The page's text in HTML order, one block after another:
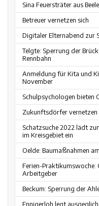
Sina Feuersträter aus
Betreuer vernetzen sich
Digitaler Elternabend zur
Telgte: Sperrung der
Rennbahn
Anmeldung für Kita und
November
Schulpsychologen bieten
Zukunftsdörfer vernetzen
Schatzsuche 2022 lädt
im Kreisgebiet ein
Oelde: Baumaßnahmen
Ferien-Praktikumswoche:
Arbeitgeber
Beckum: Sperrung der
Ennigerloh legt